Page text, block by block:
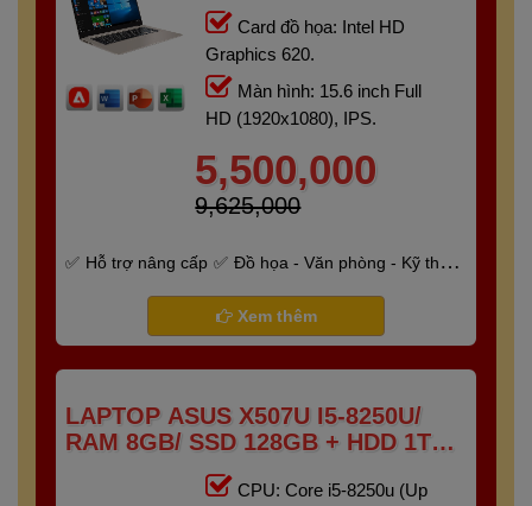
Card đồ họa: Intel HD
Graphics 620.
Màn hình: 15.6 inch Full
HD (1920x1080), IPS.
5,500,000
9,625,000
Hỗ trợ nâng cấp
Đồ họa - Văn phòng - Kỹ thuật
Bảo hành 6 tháng
Xem thêm
LAPTOP ASUS X507U I5-8250U/
RAM 8GB/ SSD 128GB + HDD 1TB
CPU: Core i5-8250u (Up